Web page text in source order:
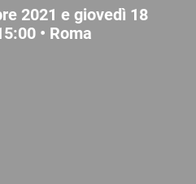
2021 e giovedì 18
• Roma